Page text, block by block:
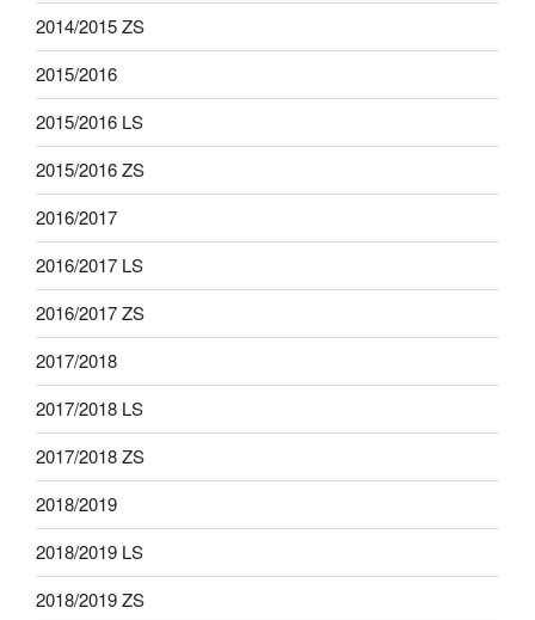
2014/2015 ZS
2015/2016
2015/2016 LS
2015/2016 ZS
2016/2017
2016/2017 LS
2016/2017 ZS
2017/2018
2017/2018 LS
2017/2018 ZS
2018/2019
2018/2019 LS
2018/2019 ZS